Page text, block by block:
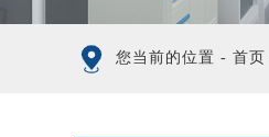
您当前的位置 - 首页